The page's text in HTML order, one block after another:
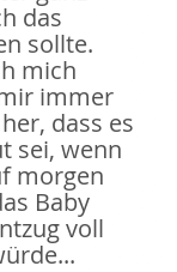
das
sollte.
mich
immer
dass es
sei, wenn
morgen
Baby
voll